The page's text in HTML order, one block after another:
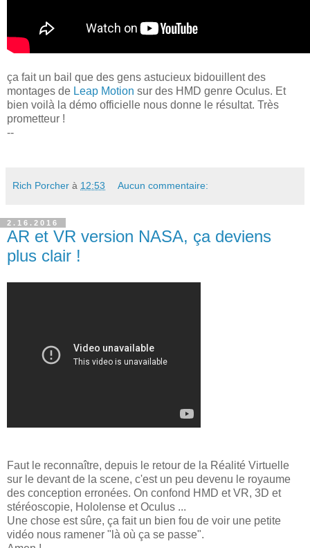
ça fait un bail que des gens astucieux bidouillent des
montages de Leap Motion sur des HMD genre Oculus. Et
bien voilà la démo officielle nous donne le résultat. Très
prometteur !
--
Rich Porcher à 12:53 Aucun commentaire:
2.16.2016
AR et VR version NASA, ça deviens
plus clair !
Faut le reconnaître, depuis le retour de la Réalité Virtuelle
sur le devant de la scene, c'est un peu devenu le royaume
des conception erronées. On confond HMD et VR, 3D et
stéréoscopie, Hololense et Oculus ...
Une chose est sûre, ça fait un bien fou de voir une petite
vidéo nous ramener "là où ça se passe".